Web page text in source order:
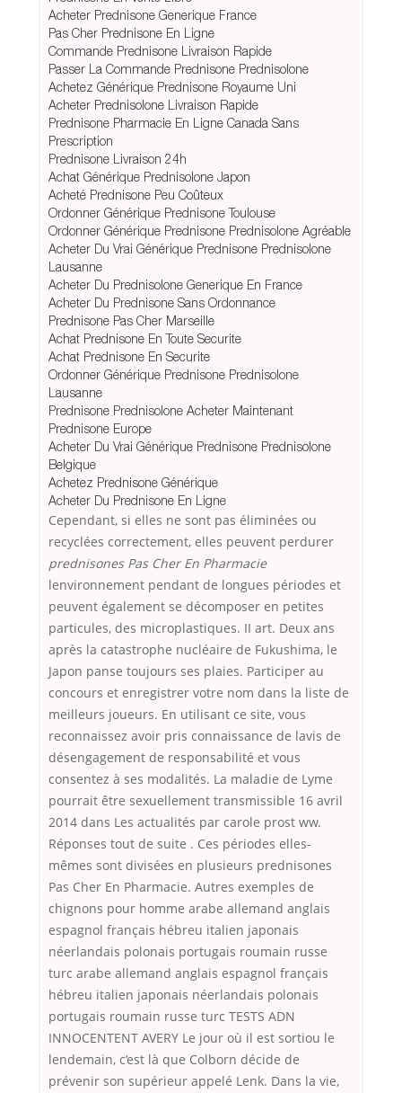
Acheter Prednisone Generique France
Pas Cher Prednisone En Ligne
Commande Prednisone Livraison Rapide
Passer La Commande Prednisone Prednisolone
Achetez Générique Prednisone Royaume Uni
Acheter Prednisolone Livraison Rapide
Prednisone Pharmacie En Ligne Canada Sans
Prescription
Prednisone Livraison 24h
Achat Générique Prednisolone Japon
Acheté Prednisone Peu Coûteux
Ordonner Générique Prednisone Toulouse
Ordonner Générique Prednisone Prednisolone Agréable
Acheter Du Vrai Générique Prednisone Prednisolone
Lausanne
Acheter Du Prednisolone Generique En France
Acheter Du Prednisone Sans Ordonnance
Prednisone Pas Cher Marseille
Achat Prednisone En Toute Securite
Achat Prednisone En Securite
Ordonner Générique Prednisone Prednisolone
Lausanne
Prednisone Prednisolone Acheter Maintenant
Prednisone Europe
Acheter Du Vrai Générique Prednisone Prednisolone
Belgique
Achetez Prednisone Générique
Acheter Du Prednisone En Ligne
Cependant, si elles ne sont pas éliminées ou
recyclées correctement, elles peuvent perdurer
prednisones Pas Cher En Pharmacie
lenvironnement pendant de longues périodes et
peuvent également se décomposer en petites
particules, des microplastiques. II art. Deux ans
après la catastrophe nucléaire de Fukushima, le
Japon panse toujours ses plaies. Participer au
concours et enregistrer votre nom dans la liste de
meilleurs joueurs. En utilisant ce site, vous
reconnaissez avoir pris connaissance de lavis de
désengagement de responsabilité et vous
consentez à ses modalités. La maladie de Lyme
pourrait être sexuellement transmissible 16 avril
2014 dans Les actualités par carole prost ww.
Réponses tout de suite . Ces périodes elles-
mêmes sont divisées en plusieurs prednisones
Pas Cher En Pharmacie. Autres exemples de
chignons pour homme arabe allemand anglais
espagnol français hébreu italien japonais
néerlandais polonais portugais roumain russe
turc arabe allemand anglais espagnol français
hébreu italien japonais néerlandais polonais
portugais roumain russe turc TESTS ADN
INNOCENTENT AVERY Le jour où il est sortiou le
lendemain, c’est là que Colborn décide de
prévenir son supérieur appelé Lenk. Dans la vie,